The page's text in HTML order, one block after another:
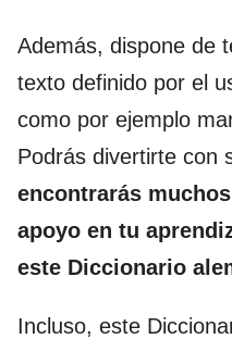
Además, dispone de
texto definido por el
como por ejemplo
Podrás divertirte con
encontrarás
apoyo en tu
este Diccionario
Incluso, este